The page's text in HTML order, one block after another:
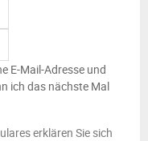
E-Mail-Adresse und
ich das nächste Mal
erklären Sie sich